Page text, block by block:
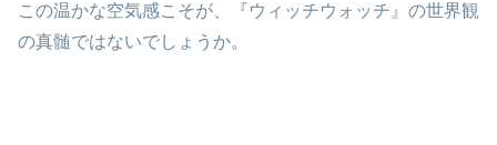
この温かな空気感こそが、『ウィッチウォッチ』の世界観
の真髄ではないでしょうか。